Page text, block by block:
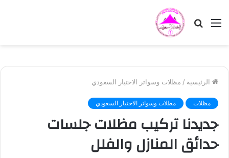
القائمة بحث
الرئيسية / مظلات وسواتر الاختيار السعودي
مظلات مظلات وسواتر الاختيار السعودي
جديدنا تركيب مظلات جلسات
حدائق المنازل والفلل